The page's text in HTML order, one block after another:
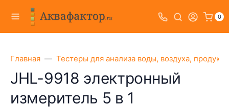
0
Главная Тестеры для анализа воды, воздуха,
JHL-9918 электронный
измеритель 5 в 1